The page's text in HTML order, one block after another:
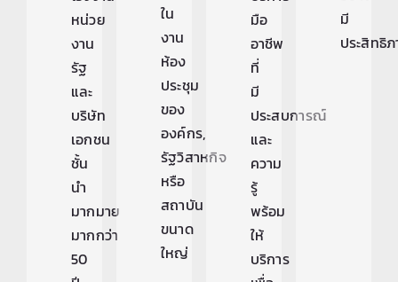
หน่วย
งาน
รัฐ
และ
บริษัท
เอกชน
ชั้น
นำ
มากมาย
มากกว่า
50
ใน
งาน
ห้อง
ประชุม
ของ
องค์กร,
รัฐวิสาหกิจ
หรือ
สถาบัน
ขนาด
ใหญ่
มือ
อาชีพ
ที่
มี
ประสบการณ์
และ
ความ
รู้
พร้อม
ให้
บริการ
มี
ประสิทธิ